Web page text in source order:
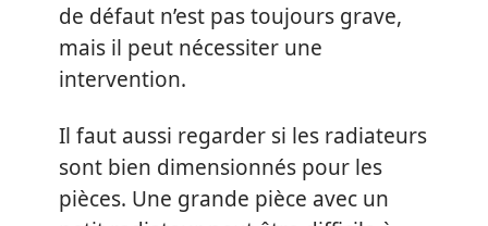
de défaut n’est pas toujours grave,
mais il peut nécessiter une
intervention.
Il faut aussi regarder si les radiateurs
sont bien dimensionnés pour les
pièces. Une grande pièce avec un